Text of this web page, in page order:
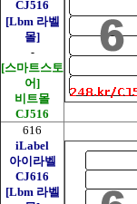
CJ516
[Lbm 라벨
몰]
-
[스마트스토
어]
비트몰
CJ516
616
iLabel
아이라벨
CJ616
[Lbm 라벨